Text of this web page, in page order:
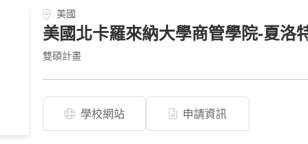
美國
美國北卡羅來納大學商管學院-夏洛
雙碩計畫
學校網站 申請資訊